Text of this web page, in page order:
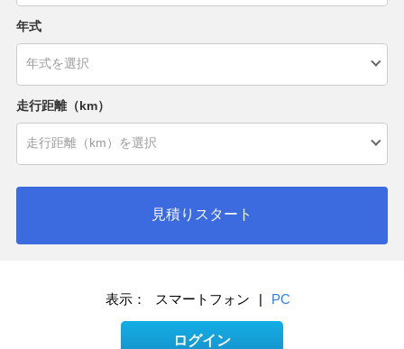
年式
走行距離（km）
見積りスタート
表示： スマートフォン | PC
ログイン